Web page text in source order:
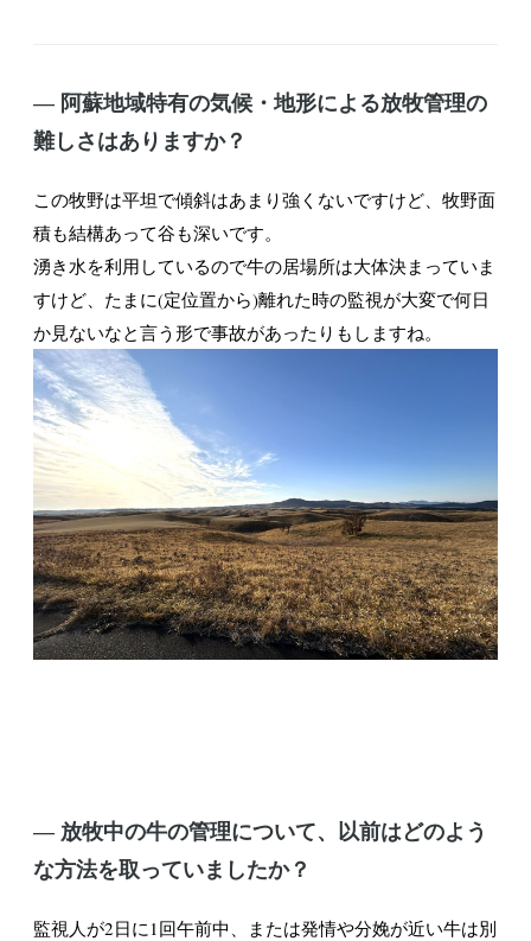
― 阿蘇地域特有の気候・地形による放牧管理の
難しさはありますか？
この牧野は平坦で傾斜はあまり強くないですけど、牧野面
積も結構あって谷も深いです。
湧き水を利用しているので牛の居場所は大体決まっていま
すけど、たまに(定位置から)離れた時の監視が大変で何日
か見ないなと言う形で事故があったりもしますね。
― 放牧中の牛の管理について、以前はどのよう
な方法を取っていましたか？
監視人が2日に1回午前中、または発情や分娩が近い牛は別